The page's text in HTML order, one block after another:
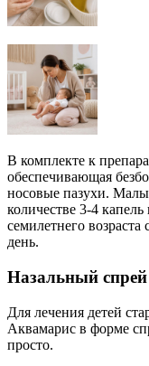
В комплекте к
обеспечивающая
носовые пазухи.
количестве 3-4
семилетнего возраста
день.
Назальный спрей
Для лечения детей
Аквамарис в форме
просто.